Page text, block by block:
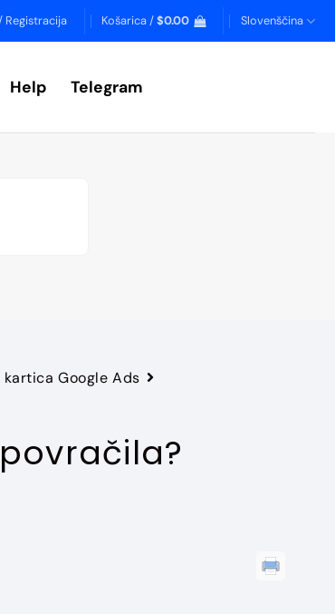
Registracija Košarica /$0.00 Slovenščina
Help Telegram
kartica Google Ads